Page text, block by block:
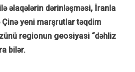
əlaqələrin dərinləşməsi, İranla
Çinə yeni marşrutlar təqdim
regionun geosiyasi “dəhliz
bilər.